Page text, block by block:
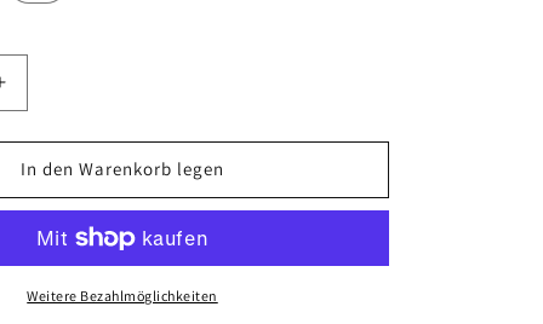
Erhöhe
für
30&quot;
In den Warenkorb legen
Weitere Bezahlmöglichkeiten